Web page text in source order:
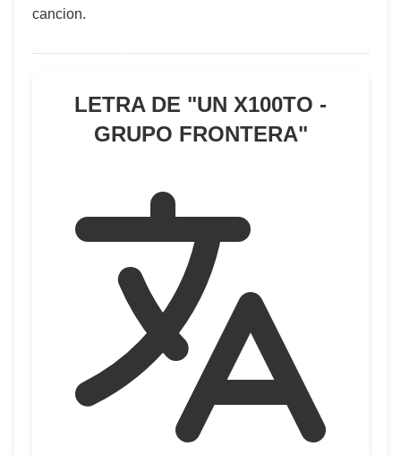
cancion.
LETRA DE "UN X100TO -
GRUPO FRONTERA"